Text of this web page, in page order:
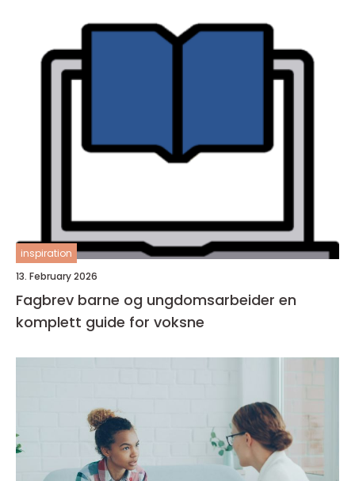
inspiration
13. February 2026
Fagbrev barne og ungdomsarbeider en
komplett guide for voksne